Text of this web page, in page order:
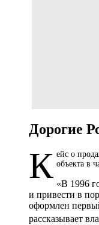
Дорогие
К ейс о
объекта в
«В 1996
и привести в
оформлен
рассказывает